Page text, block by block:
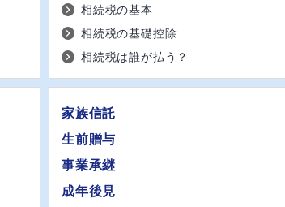
相続税の基本
相続税の基礎控除
相続税は誰が払う？
家族信託
生前贈与
事業承継
成年後見